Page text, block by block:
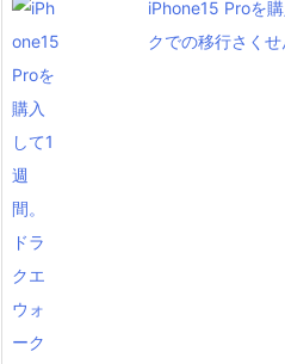
iPhone15 Proを
クでの移行さくせ